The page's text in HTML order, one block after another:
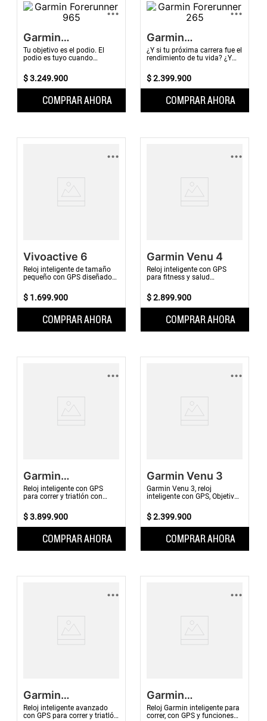
...
Garmin
Forerunner 965
Tu objetivo es el podio. El
podio es tuyo cuando
pantalla AMOLED y las
funciones premium para ...
$3.249.900
COMPRAR AHORA
...
Garmin
Forerunner 265
¿Y si tu próxima carrera fue el
rendimiento de tu vida? ¿Y
personalizados sugeridos le
ayudar...
$2.399.900
COMPRAR AHORA
...
Vivoactive 6
Reloj inteligente de tamaño
pequeño con GPS diseñado
con colores vibrantes
$ 1.699.900
COMPRAR AHORA
...
Garmin Venu 4
Reloj inteligente con GPS
para fitness y salud
brillante y colorida, linterna
incorporada y fu...
$2.899.900
COMPRAR AHORA
...
Garmin
Forerunner 970
Reloj inteligente con GPS
para correr y triatlón con
LED incorporada y
$3.899.900
COMPRAR AHORA
...
Garmin Venu 3
Garmin Venu 3, reloj
inteligente con GPS, Objetivos
capacidad de hacer o recibir
llamadas y envi...
$2.399.900
COMPRAR AHORA
...
Garmin
Forerunner 570
Reloj inteligente avanzado
con GPS para correr y triatlón,
...
Garmin
Forerunner 70
Reloj Garmin inteligente para
correr, con GPS y funciones